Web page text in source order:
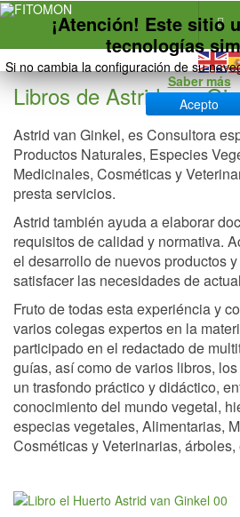
Libros de Astrid van
Astrid van Ginkel, es Consultora
Productos Naturales, Especies
Medicinales, Cosméticas y
presta servicios.
Astrid también ayuda a elaborar
requisitos de calidad y normativa.
el desarrollo de nuevos productos
satisfacer las necesidades de
Fruto de todas esta experiéncia y
varios colegas expertos en la
participado en el redactado de
guías, así como de varios libros,
un trasfondo práctico y didáctico,
conocimiento del mundo vegetal,
especias vegetales, Alimentarias,
Cosméticas y Veterinarias, árboles,
¡Atención! Este sitio
tecnologías
Si no cambia la configuración de su
Saber más
Acepto